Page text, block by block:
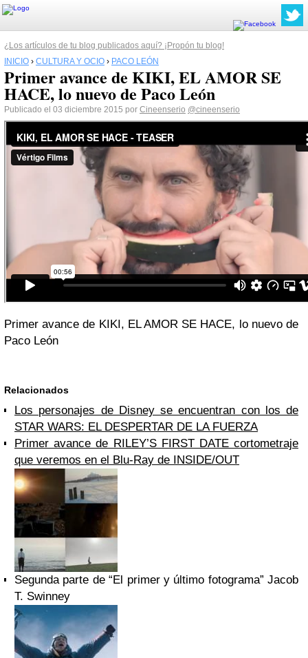
¿Los artículos de tu blog publicados aquí? ¡Propón tu blog!
INICIO › CULTURA Y OCIO › PACO LEÓN
Primer avance de KIKI, EL AMOR SE
HACE, lo nuevo de Paco León
Publicado el 03 diciembre 2015 por Cineenserio @cineenserio
Primer avance de KIKI, EL AMOR SE HACE, lo nuevo de
Paco León
Relacionados
Los personajes de Disney se encuentran con los de
STAR WARS: EL DESPERTAR DE LA FUERZA
Primer avance de RILEY’S FIRST DATE cortometraje
que veremos en el Blu-Ray de INSIDE/OUT
Segunda parte de “El primer y último fotograma” Jacob
T. Swinney